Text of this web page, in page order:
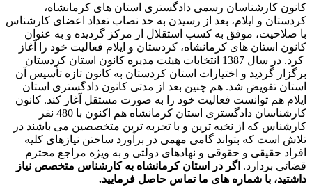
کانون کارشناسان رسمی دادگستری استان های کرمانشاه،
کردستان و ایلام، بعد از رسیدن به حد نصاب تعداد اعضای کارشناس
با صلاحیت، موفق به کسب استقلال از مرکز گردیده و به عنوان
کانون استان های کرمانشاه، کردستان و ایلام فعالیت خود را آغاز
کرد. در سال 1387 انتخابات هیئت مدیره کانون استان کردستان
برگزار گردید و اختیارات استان کردستان به کانون تازه تأسیس آن
استان تفویض شد. هم چنین بعد از مدتی کانون دادگستری استان
ایلام هم توانست فعالیت خود را به صورت مستقل آغاز کند. کانون
کارشناسان دادگستری استان کرمانشاه هم اکنون با 480 نفر
کارشناس که از نخبه ترین و با تجربه ترین متخصصین می باشند در
تلاش است که بتواند گامی مهمی در برآورد ساختن نیازهای کلیه
افراد حقیقی و حقوقی و نهادهای دولتی و به ویژه مراجع محترم
قضائی بردارد. اگر در استان کرمانشاه به کارشناس متخصص نیاز
داشتید، با شماره های ما تماس حاصل فرمایید.